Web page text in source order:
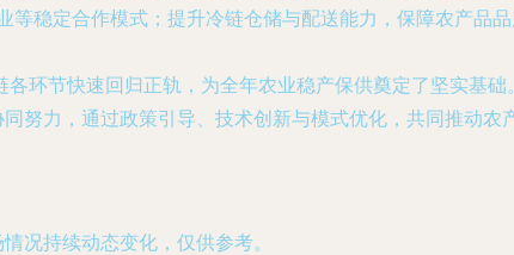
等稳定合作模式；提升冷链仓储与配送能力，保障农产品
环节快速回归正轨，为全年农业稳产保供奠定了坚实基
努力，通过政策引导、技术创新与模式优化，共同推动农
况持续动态变化，仅供参考。